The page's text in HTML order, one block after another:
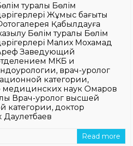
туралы Бөлім
Жұмыс бағыты
Қабылдауға
Бөлім туралы Бөлім
Малих Мохамад
Заведующий
МКБ и
врач-уролог
категории,
медицинских наук Омаров
Врач-уролог высшей
категории, доктор
Read more